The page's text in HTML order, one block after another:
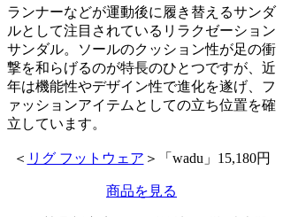
ランナーなどが運動後に履き替えるサンダ
ルとして注目されているリラクゼーション
サンダル。ソールのクッション性が足の衝
撃を和らげるのが特長のひとつですが、近
年は機能性やデザイン性で進化を遂げ、フ
ァッションアイテムとしての立ち位置を確
立しています。
＜ リグ フットウェア ＞「wadu」15,180円
商品を見る